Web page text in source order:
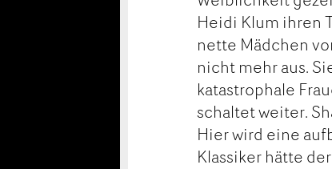
Heidi Klum ihren
nette Mädchen
nicht mehr aus.
katastrophale
schaltet weiter.
Hier wird eine
Klassiker hätte